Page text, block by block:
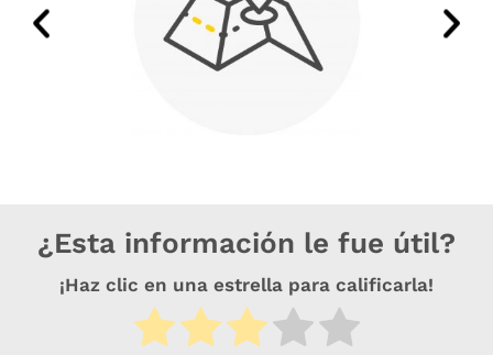
¿Esta información le fue útil?
¡Haz clic en una estrella para calificarla!